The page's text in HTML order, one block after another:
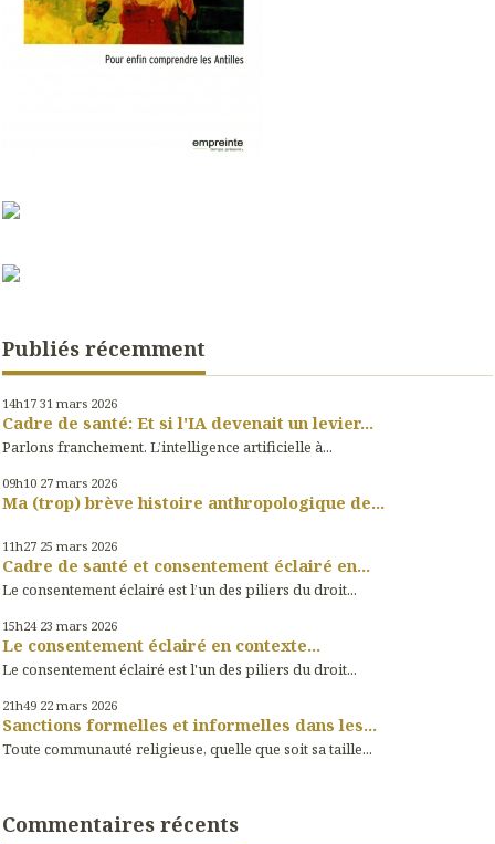
Publiés récemment
14h17 31 mars 2026
Cadre de santé: Et si l'IA devenait un levier...
Parlons franchement. L’intelligence artificielle à...
09h10 27 mars 2026
Ma (trop) brève histoire anthropologique de...
11h27 25 mars 2026
Cadre de santé et consentement éclairé en...
Le consentement éclairé est l’un des piliers du droit...
15h24 23 mars 2026
Le consentement éclairé en contexte...
Le consentement éclairé est l'un des piliers du droit...
21h49 22 mars 2026
Sanctions formelles et informelles dans les...
Toute communauté religieuse, quelle que soit sa taille...
Commentaires récents